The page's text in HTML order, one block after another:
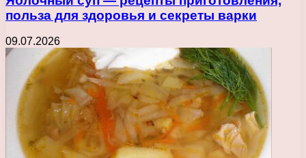
польза для здоровья и секреты варки
09.07.2026